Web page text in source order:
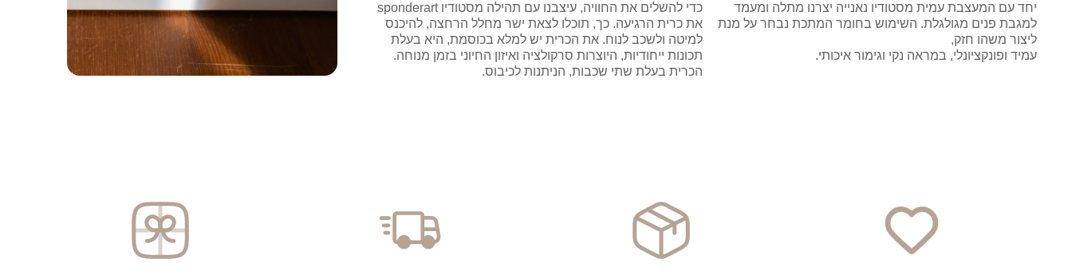
יחד עם המעצבת עמית מסטודיו נאנייה יצרנו מתלה ומעמד
למגבת פנים מגולגלת. השימוש בחומר המתכת נבחר על מנת
ליצור משהו חזק,
עמיד ופונקציונלי, במראה נקי וגימור איכותי.
כדי להשלים את החוויה, עיצבנו עם תהילה מסטודיו sponderart
את כרית הרגיעה. כך, תוכלו לצאת ישר מחלל הרחצה, להיכנס
למיטה ולשכב לנוח. את הכרית יש למלא בכוסמת, היא בעלת
תכונות ייחודיות, היוצרות סרקולציה ואיזון החיוני בזמן מנוחה.
הכרית בעלת שתי שכבות, הניתנות לכיבוס.